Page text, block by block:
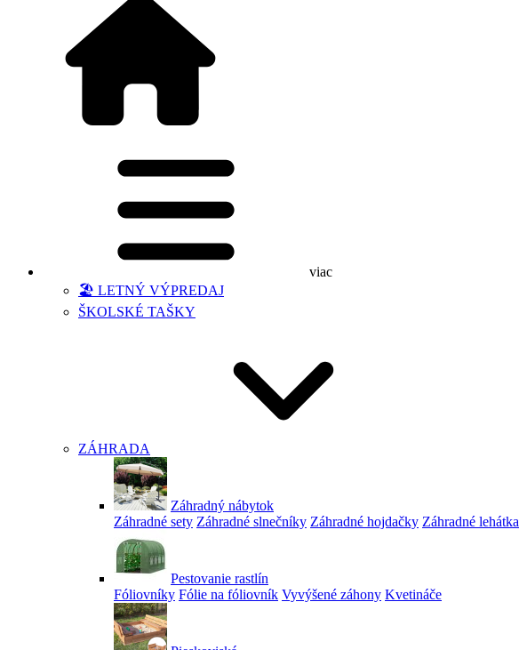
viac
🏖️ LETNÝ VÝPREDAJ
ŠKOLSKÉ TAŠKY
ZÁHRADA
Záhradný nábytok
Záhradné sety Záhradné slnečníky Záhradné hojdačky Záhradné lehátka
Pestovanie rastlín
Fóliovníky Fólie na fóliovník Vyvýšené záhony Kvetináče